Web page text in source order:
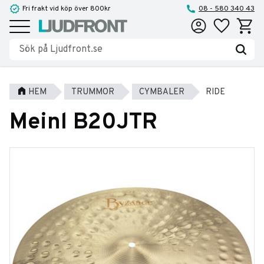
Meny
Fri frakt vid köp över 800kr 08 - 580 340 43
Favoriter
HEM TRUMMOR CYMBALER RIDE
Meinl B20JTR